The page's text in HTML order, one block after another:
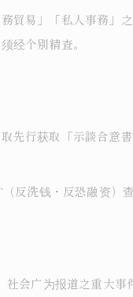
貿易」「私人事務」
经个别精査。
先行获取「示談合意
反洗钱・反恐融资）查
会广为报道之重大